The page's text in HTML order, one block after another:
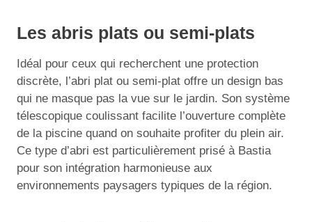
Les abris plats ou semi-plats
Idéal pour ceux qui recherchent une protection
discrète, l’abri plat ou semi-plat offre un design bas
qui ne masque pas la vue sur le jardin. Son système
télescopique coulissant facilite l’ouverture complète
de la piscine quand on souhaite profiter du plein air.
Ce type d’abri est particulièrement prisé à Bastia
pour son intégration harmonieuse aux
environnements paysagers typiques de la région.